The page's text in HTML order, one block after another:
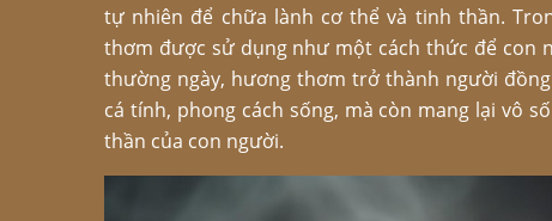
tự nhiên để chữa lành cơ thể và tinh thần.
thơm được sử dụng như một cách thức để con
thường ngày, hương thơm trở thành người
cá tính, phong cách sống, mà còn mang lại vô
thần của con người.